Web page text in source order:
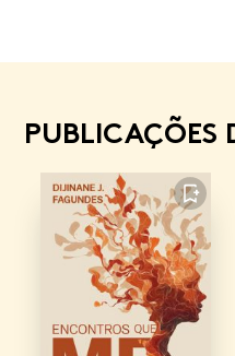
PUBLICAÇÕES
FAVORITO